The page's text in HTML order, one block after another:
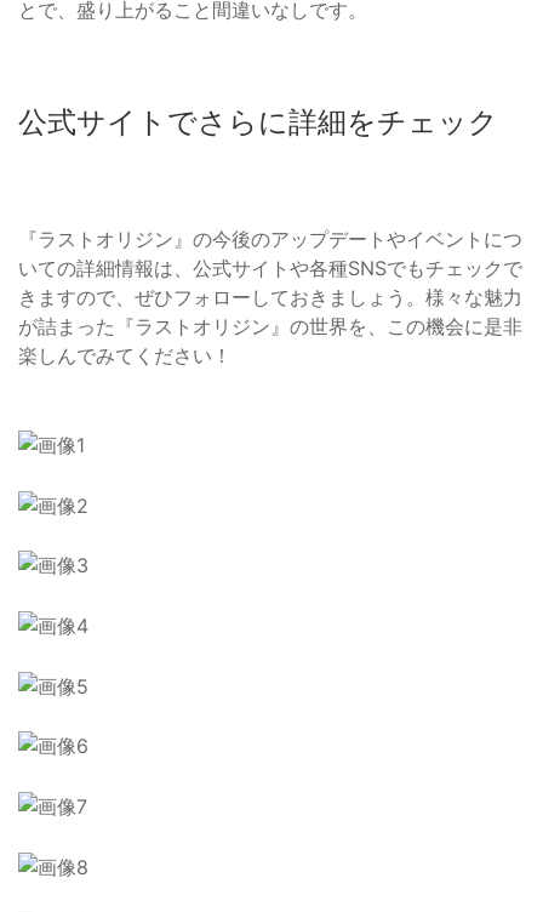
とで、盛り上がること間違いなしです。
公式サイトでさらに詳細をチェック
『ラストオリジン』の今後のアップデートやイベントにつ
いての詳細情報は、公式サイトや各種SNSでもチェックで
きますので、ぜひフォローしておきましょう。様々な魅力
が詰まった『ラストオリジン』の世界を、この機会に是非
楽しんでみてください！